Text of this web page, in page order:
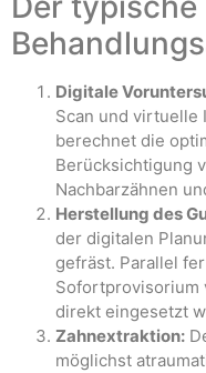
Digitale
Scan und virtuelle
berechnet die
Berücksichtigung
Nachbarzähnen
Herstellung des
der digitalen
gefräst. Parallel
Sofortprovisorium
direkt eingesetzt
Zahnextraktion:
möglichst